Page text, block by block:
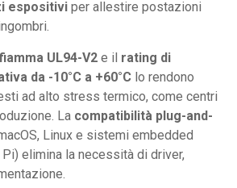
espositivi per allestire postazioni
UL94-V2 e il rating di
da -10°C a +60°C lo rendono
ad alto stress termico, come centri
La compatibilità plug-and-
Linux e sistemi embedded
elimina la necessità di driver,